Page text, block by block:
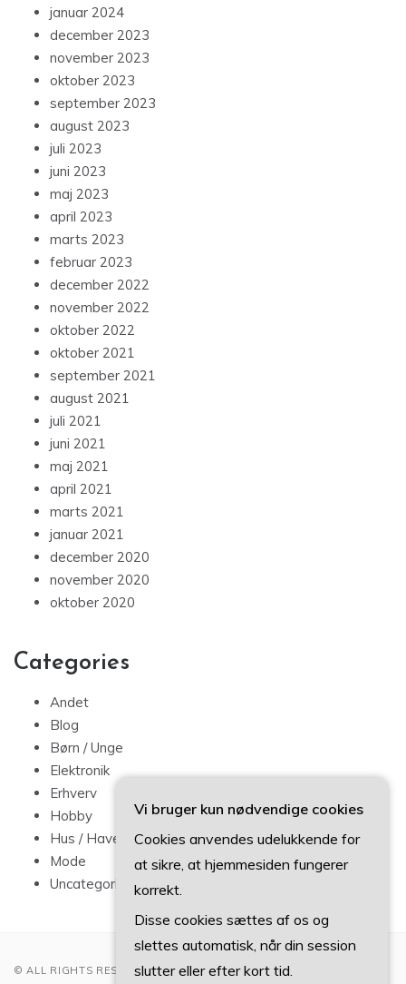
januar 2024
december 2023
november 2023
oktober 2023
september 2023
august 2023
juli 2023
juni 2023
maj 2023
april 2023
marts 2023
februar 2023
december 2022
november 2022
oktober 2022
oktober 2021
september 2021
august 2021
juli 2021
juni 2021
maj 2021
april 2021
marts 2021
januar 2021
december 2020
november 2020
oktober 2020
Categories
Andet
Blog
Børn / Unge
Elektronik
Erhverv
Hobby
Hus / Have
Mode
Uncategorized
© ALL RIGHTS RESERVED 2022
Vi bruger kun nødvendige cookies
Cookies anvendes udelukkende for
at sikre, at hjemmesiden fungerer
korrekt.
Disse cookies sættes af os og
slettes automatisk, når din session
slutter eller efter kort tid.